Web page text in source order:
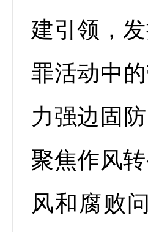
建引领，
罪活动中
力强边固
聚焦作风
风和腐败